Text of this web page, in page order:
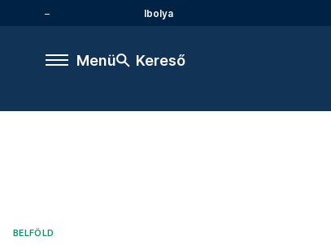
Ibolya
Menü Kereső
BELFÖLD